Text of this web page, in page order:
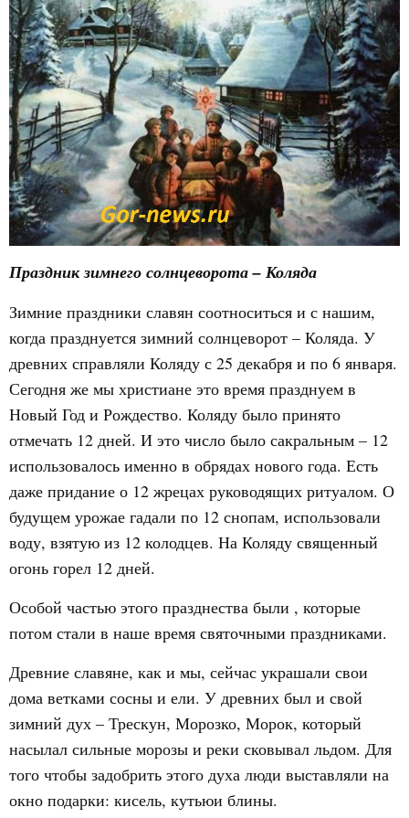
Праздник зимнего солнцеворота – Коляда
Зимние праздники славян соотноситься и с нашим,
когда празднуется зимний солнцеворот – Коляда. У
древних справляли Коляду с 25 декабря и по 6 января.
Сегодня же мы христиане это время празднуем в
Новый Год и Рождество. Коляду было принято
отмечать 12 дней. И это число было сакральным – 12
использовалось именно в обрядах нового года. Есть
даже придание о 12 жрецах руководящих ритуалом. О
будущем урожае гадали по 12 снопам, использовали
воду, взятую из 12 колодцев. На Коляду священный
огонь горел 12 дней.
Особой частью этого празднества были , которые
потом стали в наше время святочными праздниками.
Древние славяне, как и мы, сейчас украшали свои
дома ветками сосны и ели. У древних был и свой
зимний дух – Трескун, Морозко, Морок, который
насылал сильные морозы и реки сковывал льдом. Для
того чтобы задобрить этого духа люди выставляли на
окно подарки: кисель, кутьюи блины.